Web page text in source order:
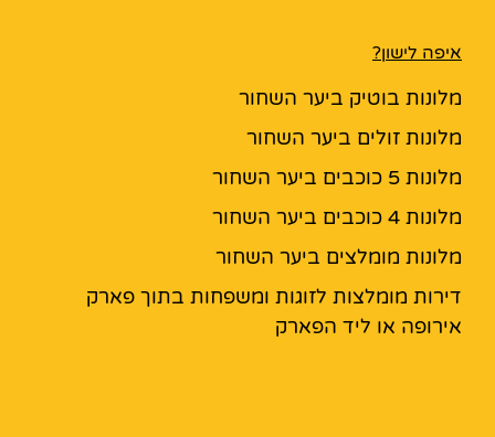
איפה לישון?
מלונות בוטיק ביער השחור
מלונות זולים ביער השחור
מלונות 5 כוכבים ביער השחור
מלונות 4 כוכבים ביער השחור
מלונות מומלצים ביער השחור
דירות מומלצות לזוגות ומשפחות בתוך פארק
אירופה או ליד הפארק